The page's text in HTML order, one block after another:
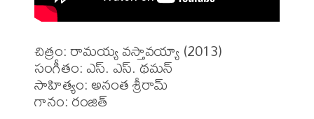
చిత్రం: రామయ్య వస్తావయ్యా (2013)
సంగీతం: ఎస్. ఎస్. థమన్
సాహిత్యం: అనంత శ్రీరామ్
గానం: రంజిత్